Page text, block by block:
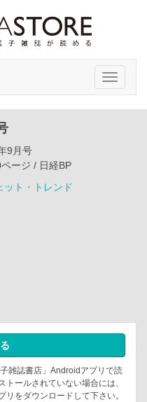
Toggle
9月号
ージ / 日経BP
ット・トレンド
雑誌書店」Androidアプリで読
ールされていない場合には、
をダウンロードして下さい。